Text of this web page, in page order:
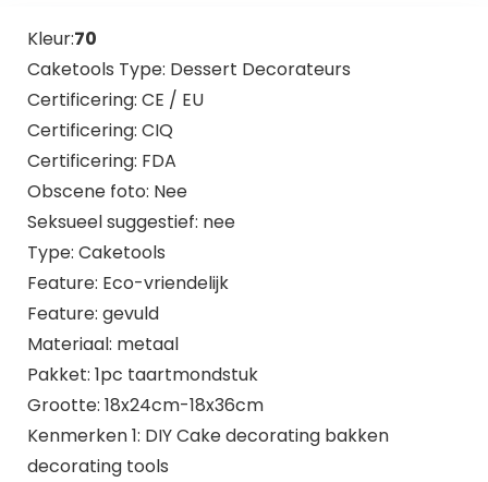
Kleur:70
Caketools Type: Dessert Decorateurs
Certificering: CE / EU
Certificering: CIQ
Certificering: FDA
Obscene foto: Nee
Seksueel suggestief: nee
Type: Caketools
Feature: Eco-vriendelijk
Feature: gevuld
Materiaal: metaal
Pakket: 1pc taartmondstuk
Grootte: 18x24cm-18x36cm
Kenmerken 1: DIY Cake decorating bakken
decorating tools